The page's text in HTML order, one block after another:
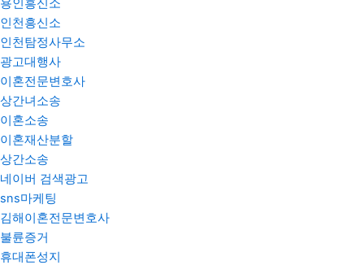
용인흥신소
인천흥신소
인천탐정사무소
광고대행사
이혼전문변호사
상간녀소송
이혼소송
이혼재산분할
상간소송
네이버 검색광고
sns마케팅
김해이혼전문변호사
불륜증거
휴대폰성지